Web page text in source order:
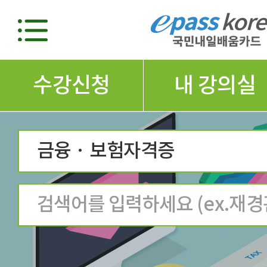
수강신청 내 강의실
금융 · 보험자격증